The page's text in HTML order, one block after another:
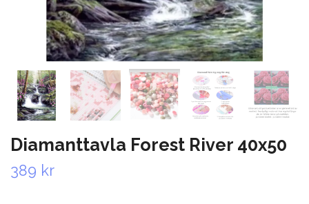
Diamanttavla Forest River 40x50
389 kr